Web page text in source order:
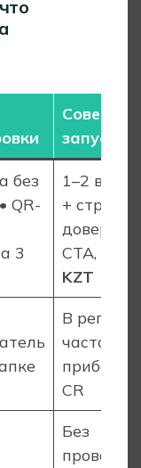
Советы к
запуску
без
QR-
3
1–2
+ строка
доверия +
CTA,
KZT
В
часто
CR
Без